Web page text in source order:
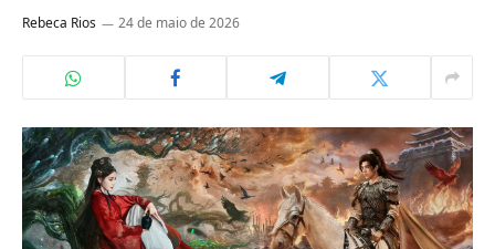
Rebeca Rios 24 de maio de 2026